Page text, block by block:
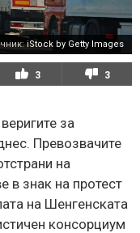
iStock by Getty Images
3 3
за
Превозвачите
на
в знак на протест
на Шенгенската
консорциум